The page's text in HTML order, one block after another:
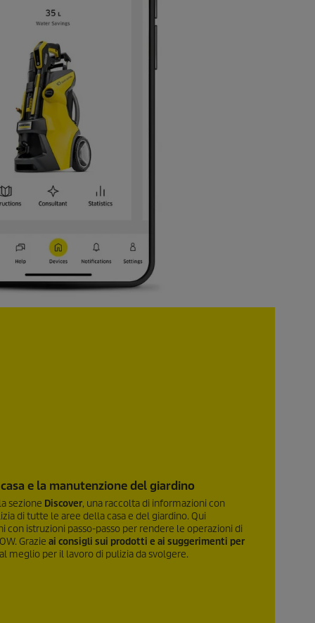
e la manutenzione del giardino
sezione Discover, una raccolta di informazioni con
di tutte le aree della casa e del giardino. Qui
istruzioni passo-passo per rendere le operazioni di
Grazie ai consigli sui prodotti e ai suggerimenti per
meglio per il lavoro di pulizia da svolgere.